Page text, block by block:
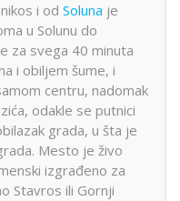
i od Soluna je
u Solunu do
za svega 40 minuta
i obiljem šume, i
centru, nadomak
odakle se putnici
grada, u šta je
Mesto je živo
izgrađeno za
Stavros ili Gornji